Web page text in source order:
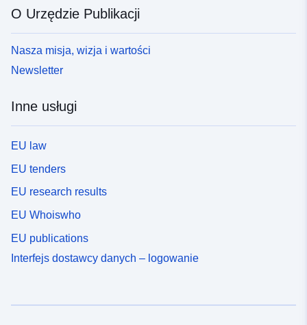
O Urzędzie Publikacji
Nasza misja, wizja i wartości
Newsletter
Inne usługi
EU law
EU tenders
EU research results
EU Whoiswho
EU publications
Interfejs dostawcy danych – logowanie